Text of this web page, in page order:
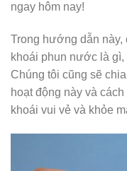
ngay hôm nay!
Trong hướng dẫn này,
khoái phun nước là
Chúng tôi cũng sẽ
hoạt động này và
khoái vui vẻ và khỏe